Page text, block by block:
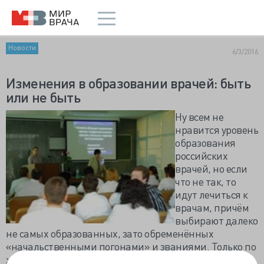
Новости 6/3/2016
Изменения в образовании врачей: быть
или не быть
Ну всем не
нравится уровень
образования
российских
врачей, но если
что не так, то
идут лечиться к
врачам, причём
выбирают далеко
не самых образованных, зато обременённых
«начальственными погонами» и званиями. Только по
жизни хорошая карьера очень редко сопряжена с